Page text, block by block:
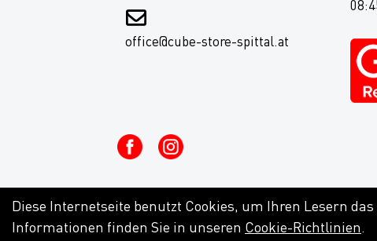
office@cube-store-spittal.at
Diese Internetseite benutzt Cookies, um Ihren Lesern
Informationen finden Sie in unseren Cookie-Richtlinien.